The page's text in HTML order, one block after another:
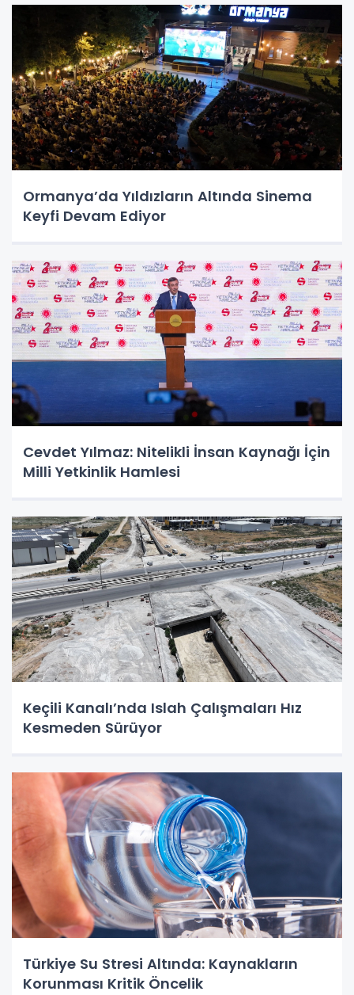
Ormanya’da Yıldızların Altında Sinema
Keyfi Devam Ediyor
Cevdet Yılmaz: Nitelikli İnsan Kaynağı İçin
Milli Yetkinlik Hamlesi
Keçili Kanalı’nda Islah Çalışmaları Hız
Kesmeden Sürüyor
Türkiye Su Stresi Altında: Kaynakların
Korunması Kritik Öncelik